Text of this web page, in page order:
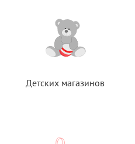
Детских магазинов